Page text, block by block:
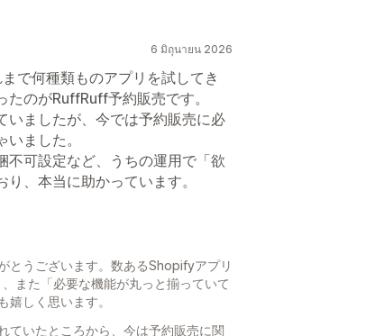
6 มิถุนายน 2026
で何種類ものアプリを試してき
のがRuffRuff予約販売です。
いましたが、今では予約販売に必
ました。
不可設定など、うちの運用で「欲
、本当に助かっています。
とうございます。数あるShopifyアプリ
また「必要な機能が丸っと揃っていて
しく思います。
ていたところから、今は予約販売に関